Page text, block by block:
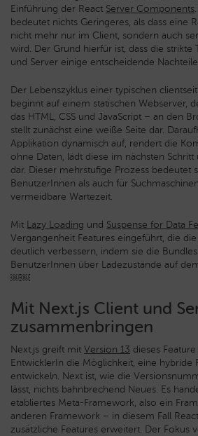
Einführung der React Server Components
bedeutet nichts Geringeres, als dass eine
nicht mehr nur im Client, sondern auch
wird. Der Grund hierfür ist, dass die strikte
und Server einige entscheidende
Der Lebenszyklus einer typischen
beginnt auf einem statischen Webserver,
das HTML, CSS und JavaScript – an den
stellt zunächst eine weiße Seite dar.
Applikation dynamisch auf, rendert die
ohne Daten, lädt diese im nächsten Schritt
dar. Dieser mehrstufige Prozess bedeutet
BenutzerInnen als auch für
vermeidbare Wartezeit.
Mit Lazy Loading und Suspense for Data
Vergangenheit Features eingeführt, die
deutlich verbessern, indem sie die
BenutzerInnen über Ladezustände auf
￼￼
Mit Next.js Client und
zusammenbringen
Next.js greift mit Version 13 dieses
EntwicklerIn die Möglichkeit, eine hybride
entwickeln. Next ist, wie die
lässt, nichts bahnbrechend Neues. Es
etabliertes Meta-Framework, also ein
anderen Framework – in diesem Fall
zusätzliche Features erweitert. Der Fokus